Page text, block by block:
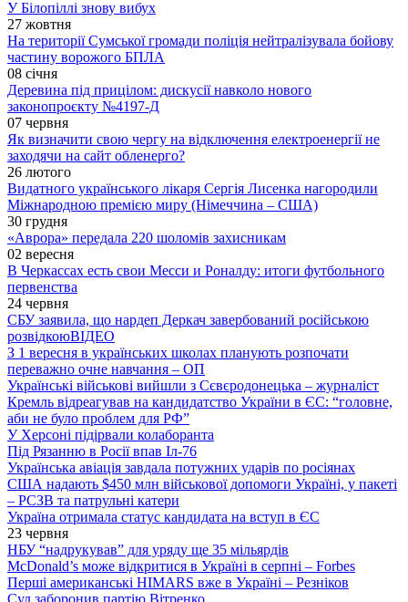
У Білопіллі знову вибух
27 жовтня
На території Сумської громади поліція нейтралізувала бойову
частину ворожого БПЛА
08 січня
Деревина під прицілом: дискусії навколо нового
законопроєкту №4197-Д
07 червня
Як визначити свою чергу на відключення електроенергії не
заходячи на сайт обленерго?
26 лютого
Видатного українського лікаря Сергія Лисенка нагородили
Міжнародною премією миру (Німеччина – США)
30 грудня
«Аврора» передала 220 шоломів захисникам
02 вересня
В Черкассах есть свои Месси и Роналду: итоги футбольного
первенства
24 червня
СБУ заявила, що нардеп Деркач завербований російською
розвідкоюВІДЕО
З 1 вересня в українських школах планують розпочати
переважно очне навчання – ОП
Українські військові вийшли з Сєвєродонецька – журналіст
Кремль відреагував на кандидатство України в ЄС: “головне,
аби не було проблем для РФ”
У Херсоні підірвали колаборанта
Під Рязанню в Росії впав Іл-76
Українська авіація завдала потужних ударів по росіянах
США надають $450 млн військової допомоги Україні, у пакеті
– РСЗВ та патрульні катери
Україна отримала статус кандидата на вступ в ЄС
23 червня
НБУ “надрукував” для уряду ще 35 мільярдів
McDonald’s може відкритися в Україні в серпні – Forbes
Перші американські HIMARS вже в Україні – Резніков